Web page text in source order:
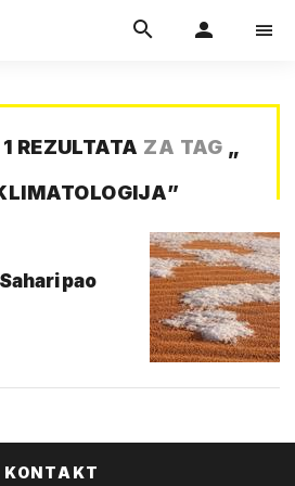
1 REZULTATA ZA TAG „
”
pao
KONTAKT